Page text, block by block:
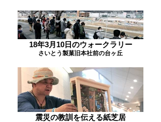
18年3月10日のウォークラリー
さいとう製菓旧本社前の台ヶ丘
震災の教訓を伝える紙芝居